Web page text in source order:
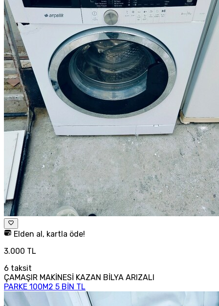
Elden al, kartla öde!
3.000 TL
6 taksit
ÇAMAŞIR MAKİNESİ KAZAN BİLYA ARIZALI
PARKE 100M2 5 BİN TL